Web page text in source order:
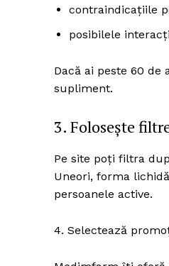
contraindicațiile
posibilele
Dacă ai peste 60
supliment.
3. Folosește
Pe site poți filtra
Uneori, forma
persoanele active.
4. Selectează